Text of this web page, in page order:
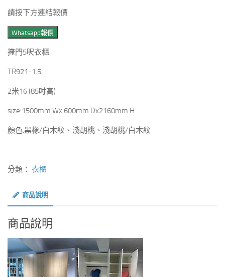
請按下方連結報價
Whatsapp報價
掩門5呎衣櫃
TR921-1.5
2米16 (85吋高)
size:1500mm Wx 600mm Dx2160mm H
顏色:黑橡/白木紋、淺胡桃、淺胡桃/白木紋
分類： 衣櫃
商品說明
商品說明